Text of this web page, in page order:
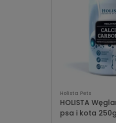
Holista Pets
HOLISTA
psa i kota 250g